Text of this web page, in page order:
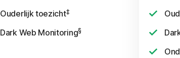
Ouderlijk toezicht‡
Dark Web Monitoring§